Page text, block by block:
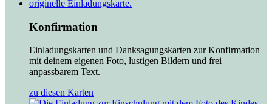
Konfirmation
Einladungskarten und Danksagungskarten zur Konfirmation –
mit deinem eigenen Foto, lustigen Bildern und frei
anpassbarem Text.
zu diesen Karten